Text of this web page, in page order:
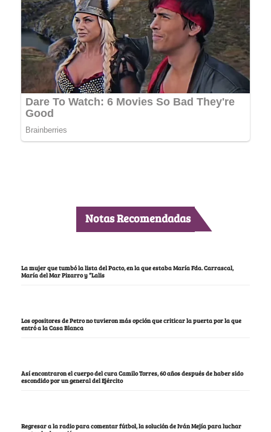
Notas Recomendadas
La mujer que tumbó la lista del Pacto, en la que estaba María Fda. Carrascal,
María del Mar Pizarro y “Lalis
Los opositores de Petro no tuvieron más opción que criticar la puerta por la que
entró a la Casa Blanca
Así encontraron el cuerpo del cura Camilo Torres, 60 años después de haber sido
escondido por un general del Ejército
Regresar a la radio para comentar fútbol, la solución de Iván Mejía para luchar